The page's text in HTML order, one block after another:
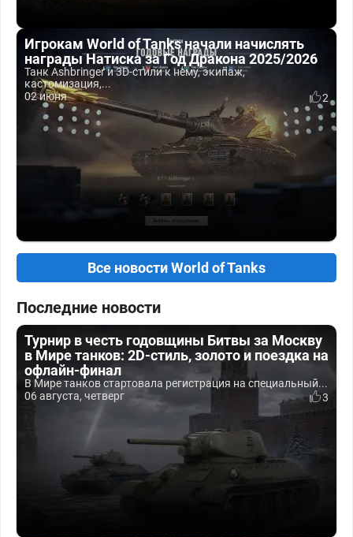
Игрокам World of Tanks начали начислять
награды Натиска за Год Дракона 2025/2026
Танк Ashbringer и 3D-стили к нему, экипаж,
кастомизация,...
02 июня
2
Все новости World of Tanks
Последние новости
Турнир в честь годовщины Битвы за Москву
в Мире танков: 2D-стиль, золото и поездка на
офлайн-финал
В Мире танков стартовала регистрация на специальный...
06 августа, четверг
3